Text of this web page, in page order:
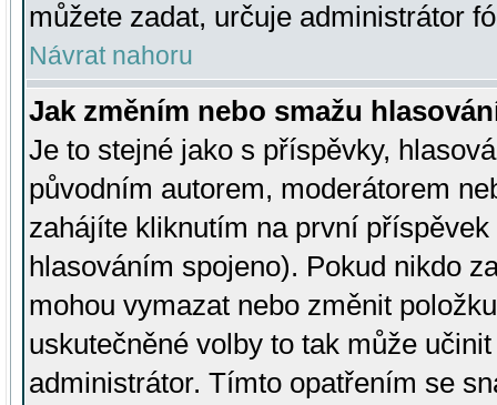
můžete zadat, určuje administrátor
Návrat nahoru
Jak změním nebo smažu
Je to stejné jako s příspěvky,
původním autorem, moderátorem
zahájíte kliknutím na první
hlasováním spojeno). Pokud nikdo
mohou vymazat nebo změnit
uskutečněné volby to tak může
administrátor. Tímto opatřením se